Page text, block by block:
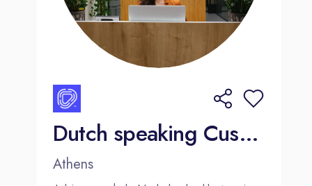
en 7 ATV dagen) en fijne extra’s
zoals kortingen op auto-onderdelen
en -service.
hectisch kan zijn, proberen we altijd
rekening te houden met je
persoonlijke situatie.
Dutch speaking Customer Advisor - Athens, Greece
Athens